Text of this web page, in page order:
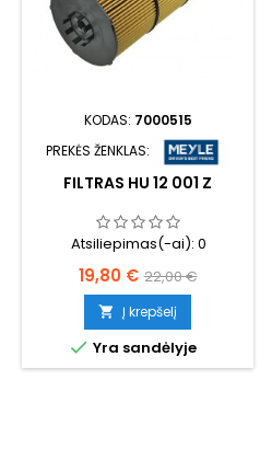
KODAS: 7000515
PREKĖS ŽENKLAS:
FILTRAS HU 12 001 Z
Atsiliepimas(-ai): 0
Kaina
19,80 € Bazinė
kaina
22,00 €
 Į krepšelį
 Yra sandėlyje